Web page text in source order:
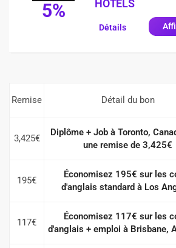
5% HOTELS
Détails
Remise Détail du bon
3,425€
Diplôme + Job à Toronto,
une remise de 3,425€
195€
Économisez 195€ sur les
d'anglais standard à Los
117€
Économisez 117€ sur les
d'anglais + emploi à Brisbane,